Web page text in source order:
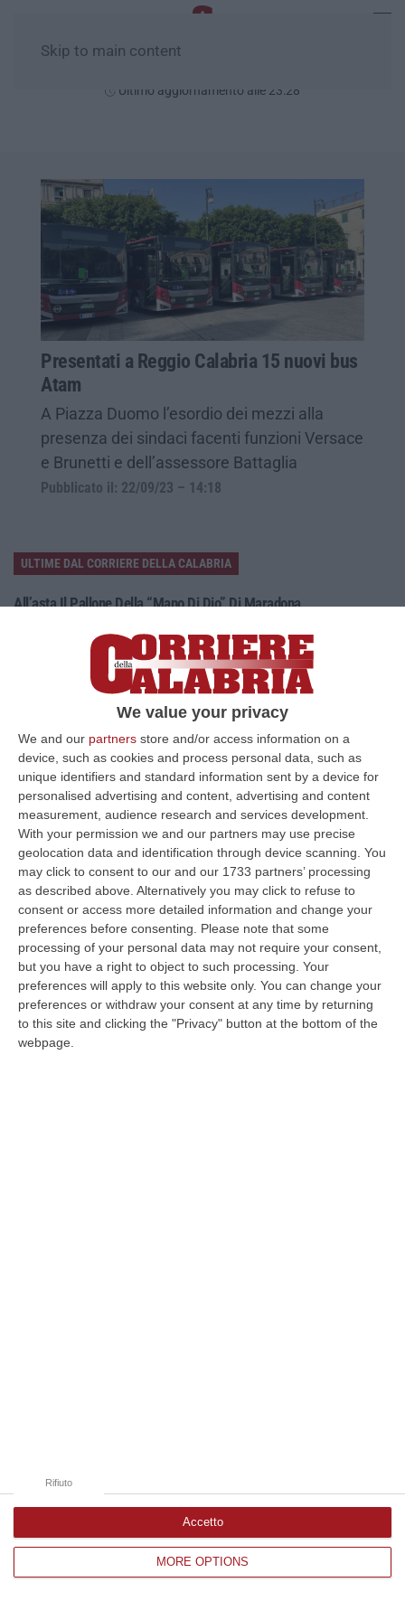
We value your privacy
We and our partners store and/or access information on a
device, such as cookies and process personal data, such as
unique identifiers and standard information sent by a device for
personalised advertising and content, advertising and content
measurement, audience research and services development.
With your permission we and our partners may use precise
geolocation data and identification through device scanning. You
may click to consent to our and our 1733 partners’ processing
as described above. Alternatively you may click to refuse to
consent or access more detailed information and change your
preferences before consenting.
Please note that some
processing of your personal data may not require your consent,
but you have a right to object to such processing. Your
preferences will apply to this website only. You can change your
preferences or withdraw your consent at any time by returning
to this site and clicking the "Privacy" button at the bottom of the
webpage.
MORE OPTIONS
Rifiuto
Accetto
Skip to main content
Ultimo aggiornamento alle 23:28
Presentati a Reggio Calabria 15 nuovi bus
Atam
A Piazza Duomo l’esordio dei mezzi alla
presenza dei sindaci facenti funzioni Versace
e Brunetti e dell’assessore Battaglia
Pubblicato il: 22/09/23 – 14:18
ULTIME DAL CORRIERE DELLA CALABRIA
All’asta Il Pallone Della “mano Di Dio” Di Maradona
vittoria dell’Argentina sull’Inghilterra ai Mondiali del 1986 potrebbe
08 Agosto, 23:28
Milano, Vannacci Candida Il Generale Burgio
“ROMA “La sfida delle grandi città correremo in tutte le grandi città
Milano, Bologna, Roma e Napoli. Ci presenteremo come Futuro
nazionale…
08 Agosto, 22:19
Messina, I “No Ponte” Di Nuovo In Marcia
“MESSINA “Chiediamo che venga chiusa la società Stretto di Messina. La
liquidazione era stata già indicata dal governo Monti nel 2013, e la…
08 Agosto, 21:20
Vinitaly And The City A Reggio: Il Grande Abbraccio Tra Identità
Del Territorio, Storia E Cultura – FOTO
“REGGIO CALABRIA Vinitaly and the City arriva a Reggio Calabria. Dopo il
successo dell’edizione di Sibari, dove la manifestazione ha fatto s…
08 Agosto, 20:47
Corriere delle Calabria è una testata giornalistica di News&Com S.r.l